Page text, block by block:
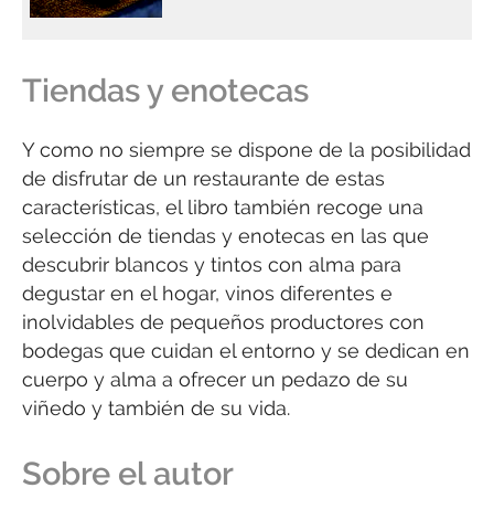
Tiendas y enotecas
Y como no siempre se dispone de la posibilidad
de disfrutar de un restaurante de estas
características, el libro también recoge una
selección de tiendas y enotecas en las que
descubrir blancos y tintos con alma para
degustar en el hogar, vinos diferentes e
inolvidables de pequeños productores con
bodegas que cuidan el entorno y se dedican en
cuerpo y alma a ofrecer un pedazo de su
viñedo y también de su vida.
Sobre el autor